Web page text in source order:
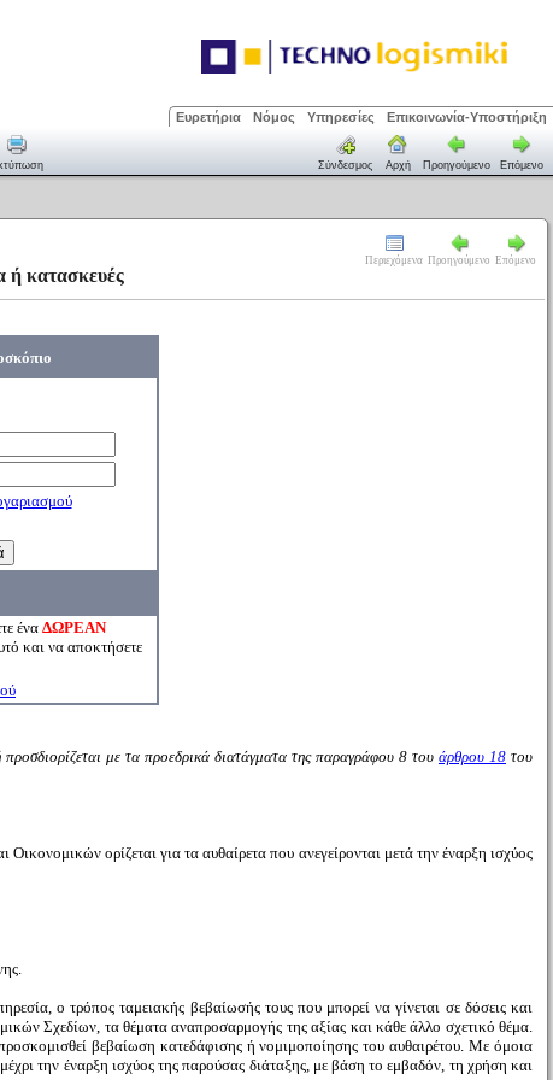
Ευρετήρια Νόμος Υπηρεσίες Επικοινωνία-Υποστήριξη
Σύνδεσμος Αρχή Προηγούμενο Επόμενο